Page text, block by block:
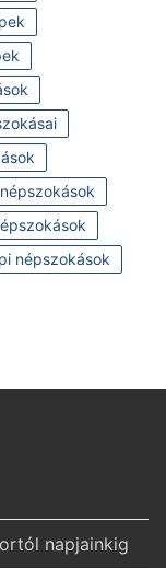
népszokások
napjainkig